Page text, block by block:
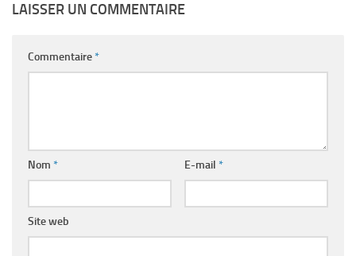
LAISSER UN COMMENTAIRE
Commentaire*
Nom * E-mail *
Site web